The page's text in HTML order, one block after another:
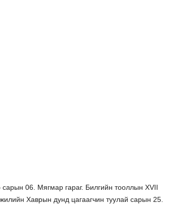
06. Мягмар гараг. Билгийн тооллын XVII
Хаврын дунд цагаагчин туулай сарын 25.